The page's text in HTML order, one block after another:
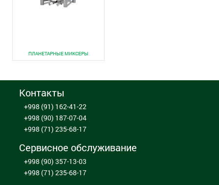
ПЛАНЕТАРНЫЕ МИКСЕРЫ
Контакты
+998 (91) 162-41-22
+998 (90) 187-07-04
+998 (71) 235-68-17
Сервисное обслуживание
+998 (90) 357-13-03
+998 (71) 235-68-17